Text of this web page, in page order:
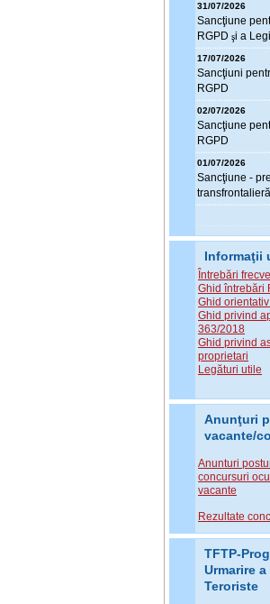
31/07/2026
Sancţiune
RGPD şi a
17/07/2026
Sancţiuni
RGPD
02/07/2026
Sancţiune
RGPD
01/07/2026
Sancţiune -
transfrontalieră
Informaţii
Întrebări
Ghid întrebări
Ghid
Ghid privind
363/2018
Ghid privind
proprietari
Legături utile
Anunţuri
vacante/
Anunturi
concursuri
vacante
Rezultate
TFTP-
Urmarire
Teroriste